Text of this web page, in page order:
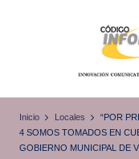
ó
d
noticias
Locales,
Inicio Locales
“POR
4 SOMOS TOMADOS EN
GOBIERNO MUNICIPAL DE